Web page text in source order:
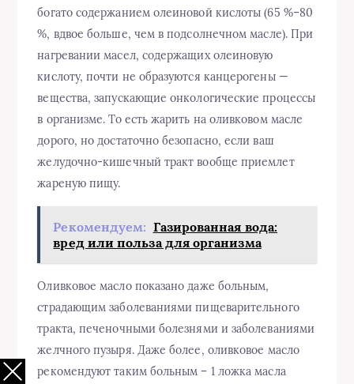
богато содержанием олеиновой кислоты (65 %–80
%, вдвое больше, чем в подсолнечном масле). При
нагревании масел, содержащих олеиновую
кислоту, почти не образуются канцерогены —
вещества, запускающие онкологические процессы
в организме. То есть жарить на оливковом масле
дорого, но достаточно безопасно, если ваш
желудочно-кишечный тракт вообще приемлет
жареную пищу.
Рекомендуем: Газированная вода:
вред или польза для организма
Оливковое масло показано даже больным,
страдающим заболеваниями пищеварительного
тракта, печеночными болезнями и заболеваниями
желчного пузыря. Даже более, оливковое масло
рекомендуют таким больным – 1 ложка масла